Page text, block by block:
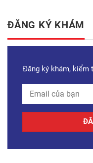
ĐĂNG KÝ KHÁM
Đăng ký khám, kiểm